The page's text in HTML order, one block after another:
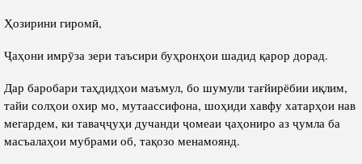
Ҳозирини гиромӣ,
Ҷаҳони имрӯза зери таъсири буҳронҳои шадид қарор дорад.
Дар баробари таҳдидҳои маъмул, бо шумули тағйирёбии иқлим,
тайи солҳои охир мо, мутаассифона, шоҳиди хавфу хатарҳои нав
мегардем, ки таваҷҷуҳи дучанди ҷомеаи ҷаҳониро аз ҷумла ба
масъалаҳои мубрами об, тақозо менамоянд.